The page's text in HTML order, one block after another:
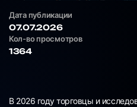
Дата публикации
07.07.2026
Кол-во просмотров
1364
В 2026 году торговцы и